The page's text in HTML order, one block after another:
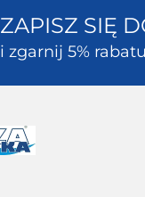
ZAPISZ SIĘ
i zgarnij 5%